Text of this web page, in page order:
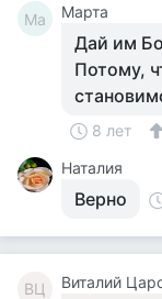
Ма Марта
Дай им
Потому,
8 лет
Наталия
Верно
ВЦ Виталий